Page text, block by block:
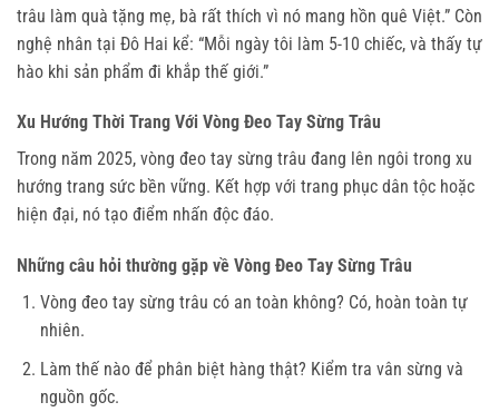
trâu làm quà tặng mẹ, bà rất thích vì nó mang hồn quê Việt.” Còn
nghệ nhân tại Đô Hai kể: “Mỗi ngày tôi làm 5-10 chiếc, và thấy tự
hào khi sản phẩm đi khắp thế giới.”
Xu Hướng Thời Trang Với Vòng Đeo Tay Sừng Trâu
Trong năm 2025, vòng đeo tay sừng trâu đang lên ngôi trong xu
hướng trang sức bền vững. Kết hợp với trang phục dân tộc hoặc
hiện đại, nó tạo điểm nhấn độc đáo.
Những câu hỏi thường gặp về Vòng Đeo Tay Sừng Trâu
Vòng đeo tay sừng trâu có an toàn không? Có, hoàn toàn tự
nhiên.
Làm thế nào để phân biệt hàng thật? Kiểm tra vân sừng và
nguồn gốc.